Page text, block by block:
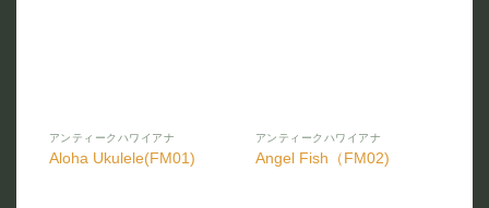
アンティークハワイアナ
Aloha Ukulele(FM01)
アンティークハワイアナ
Angel Fish（FM02)